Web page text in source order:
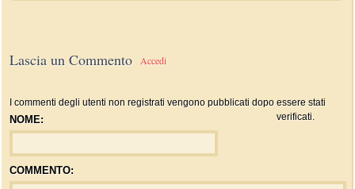
Lascia un Commento Accedi
I commenti degli utenti non registrati vengono pubblicati dopo essere stati
verificati.
NOME:
COMMENTO: